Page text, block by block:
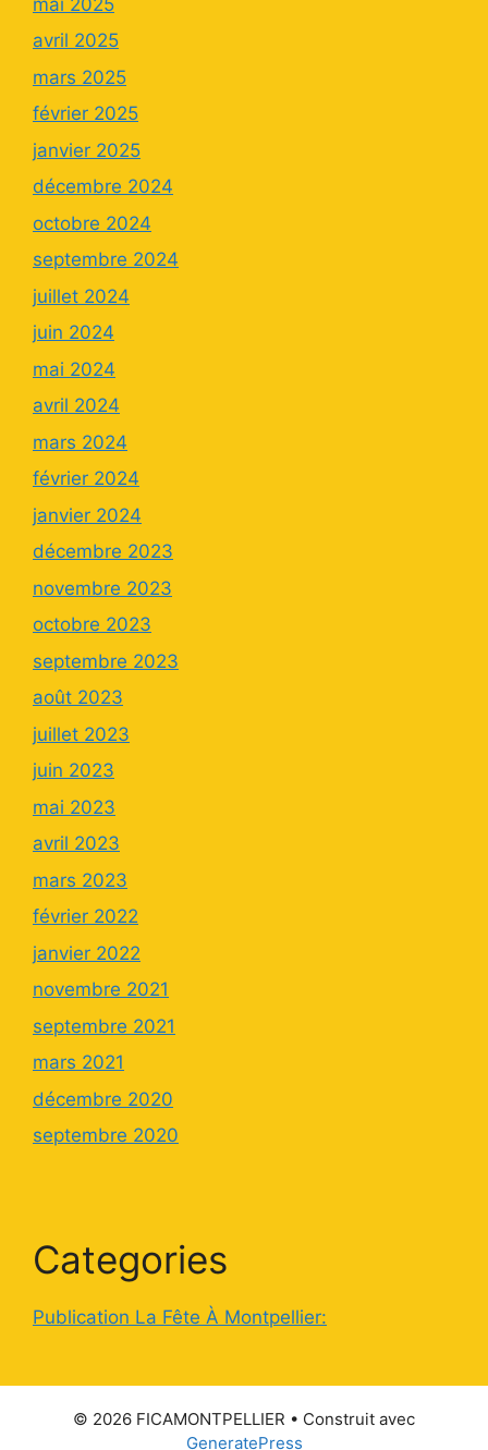
avril 2025
mars 2025
février 2025
janvier 2025
décembre 2024
octobre 2024
septembre 2024
juillet 2024
juin 2024
mai 2024
avril 2024
mars 2024
février 2024
janvier 2024
décembre 2023
novembre 2023
octobre 2023
septembre 2023
août 2023
juillet 2023
juin 2023
mai 2023
avril 2023
mars 2023
février 2022
janvier 2022
novembre 2021
septembre 2021
mars 2021
décembre 2020
septembre 2020
Categories
Publication La Fête À Montpellier:
© 2026 FICAMONTPELLIER • Construit avec
GeneratePress